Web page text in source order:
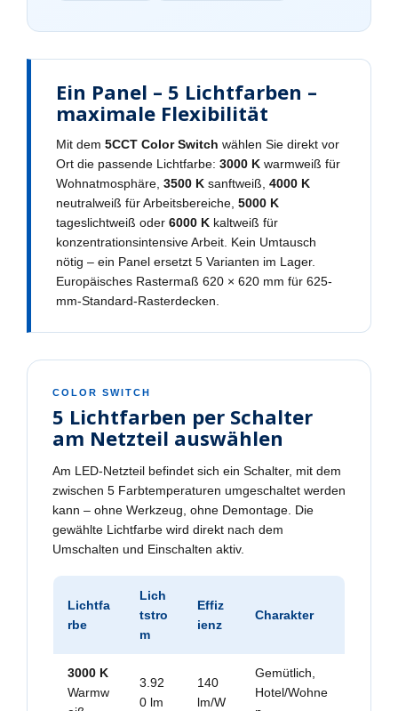
Ein Panel – 5 Lichtfarben –
maximale Flexibilität
Mit dem 5CCT Color Switch wählen Sie direkt vor
Ort die passende Lichtfarbe: 3000 K warmweiß für
Wohnatmosphäre, 3500 K sanftweiß, 4000 K
neutralweiß für Arbeitsbereiche, 5000 K
tageslichtweiß oder 6000 K kaltweiß für
konzentrationsintensive Arbeit. Kein Umtausch
nötig – ein Panel ersetzt 5 Varianten im Lager.
Europäisches Rastermaß 620 × 620 mm für 625-
mm-Standard-Rasterdecken.
COLOR SWITCH
5 Lichtfarben per Schalter
am Netzteil auswählen
Am LED-Netzteil befindet sich ein Schalter, mit dem
zwischen 5 Farbtemperaturen umgeschaltet werden
kann – ohne Werkzeug, ohne Demontage. Die
gewählte Lichtfarbe wird direkt nach dem
Umschalten und Einschalten aktiv.
Lichtfa
rbe
Lich
tstro
m
Effiz
ienz
Charakter
3000 K
Warmw
3.92
0 lm
140
lm/W
Gemütlich,
Hotel/Wohne